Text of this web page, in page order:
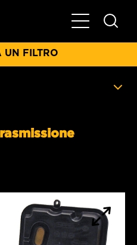
Menu
UN FILTRO